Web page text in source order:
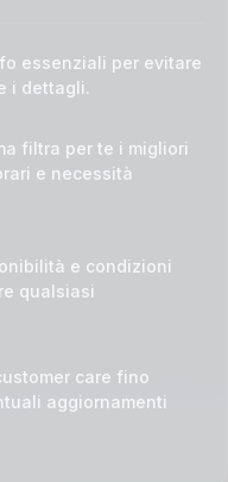
essenziali per evitare
i dettagli.
filtra per te i migliori
e necessità
e condizioni
qualsiasi
care fino
aggiornamenti